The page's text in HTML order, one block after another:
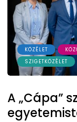
KÖZÉLET
SZIGETKÖZÉLET
A „Cápa”